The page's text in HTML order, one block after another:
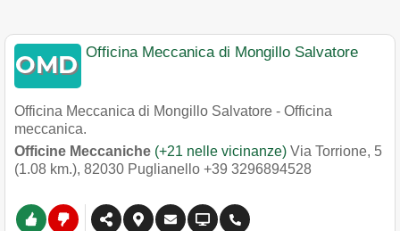
Officina Meccanica di Mongillo Salvatore
Officina Meccanica di Mongillo Salvatore - Officina
meccanica.
Officine Meccaniche (+21 nelle vicinanze) Via Torrione, 5
(1.08 km.), 82030 Puglianello +39 3296894528